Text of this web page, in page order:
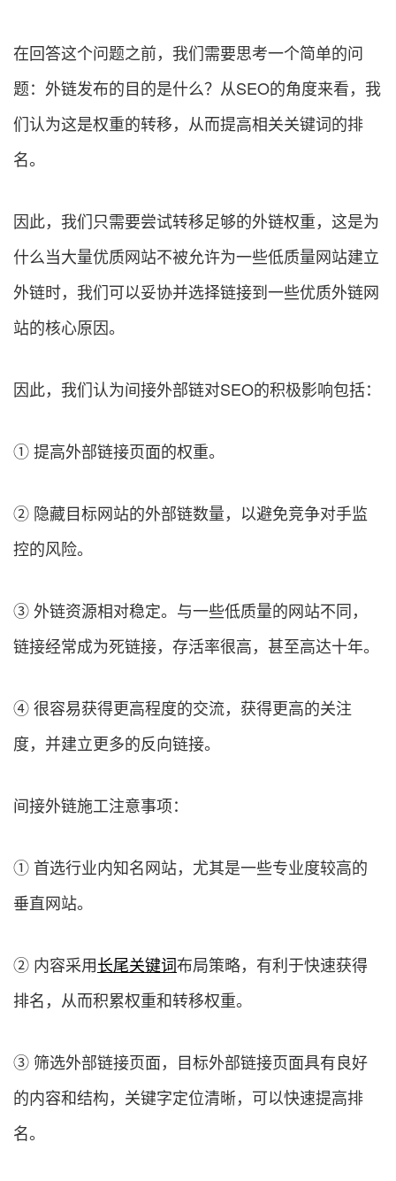
在回答这个问题之前，我们需要思考一个简单的问
题：外链发布的目的是什么？从SEO的角度来看，我
们认为这是权重的转移，从而提高相关关键词的排
名。
因此，我们只需要尝试转移足够的外链权重，这是为
什么当大量优质网站不被允许为一些低质量网站建立
外链时，我们可以妥协并选择链接到一些优质外链网
站的核心原因。
因此，我们认为间接外部链对SEO的积极影响包括：
① 提高外部链接页面的权重。
② 隐藏目标网站的外部链数量，以避免竞争对手监
控的风险。
③ 外链资源相对稳定。与一些低质量的网站不同，
链接经常成为死链接，存活率很高，甚至高达十年。
④ 很容易获得更高程度的交流，获得更高的关注
度，并建立更多的反向链接。
间接外链施工注意事项：
① 首选行业内知名网站，尤其是一些专业度较高的
垂直网站。
② 内容采用长尾关键词布局策略，有利于快速获得
排名，从而积累权重和转移权重。
③ 筛选外部链接页面，目标外部链接页面具有良好
的内容和结构，关键字定位清晰，可以快速提高排
名。